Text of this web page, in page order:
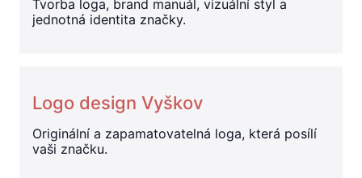
Tvorba loga, brand manuál, vizuální styl a
jednotná identita značky.
Logo design Vyškov
Originální a zapamatovatelná loga, která posílí
vaši značku.